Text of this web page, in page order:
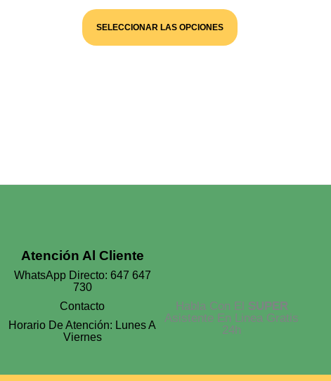
Desde
12,00 €
SELECCIONAR LAS OPCIONES
Producto
Tiene
Atención Al Cliente
WhatsApp Directo: 647 647
730
Contacto
Horario De Atención: Lunes A
Viernes
Habla Con El SUPER
Asistente En Linea Gratis
24h